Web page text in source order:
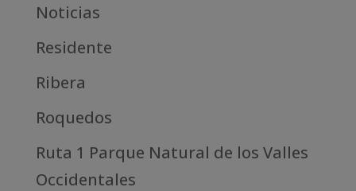
Noticias
Residente
Ribera
Roquedos
Ruta 1 Parque Natural de los Valles
Occidentales